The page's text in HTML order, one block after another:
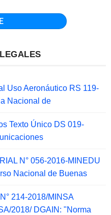
Uso Aeronáutico RS 119-
Nacional de
Texto Único DS 019-
N° 056-2016-MINEDU
Nacional de Buenas
214-2018/MINSA
2018/ DGAIN: "Norma